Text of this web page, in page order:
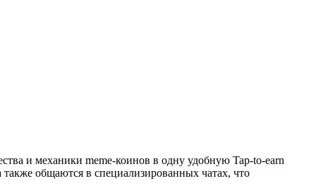
и механики meme-коинов в одну удобную Tap-to-earn
общаются в специализированных чатах, что